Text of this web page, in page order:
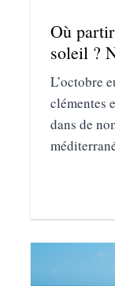
Où
soleil ?
L’octobre
clémentes
dans de